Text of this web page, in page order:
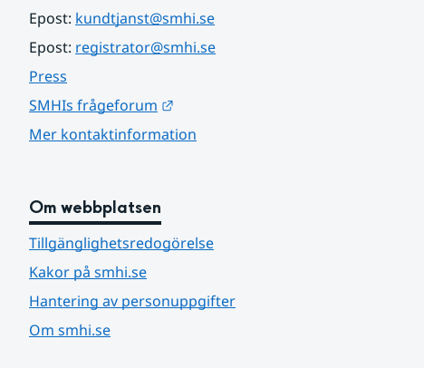
Epost: kundtjanst@smhi.se
Epost: registrator@smhi.se
Press
SMHIs frågeforum
Mer kontaktinformation
Om webbplatsen
Tillgänglighetsredogörelse
Kakor på smhi.se
Hantering av personuppgifter
Om smhi.se